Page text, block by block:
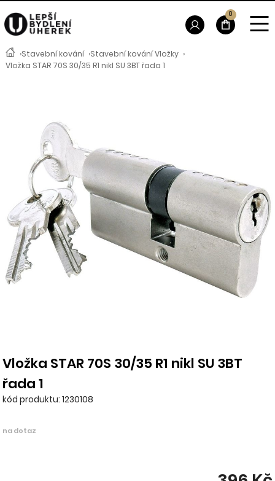
›Stavební kování ›Stavební kování Vložky ›
Vložka STAR 70S 30/35 R1 nikl SU 3BT řada 1
Vložka STAR 70S 30/35 R1 nikl SU 3BT
řada 1
kód produktu: 1230108
na dotaz
0